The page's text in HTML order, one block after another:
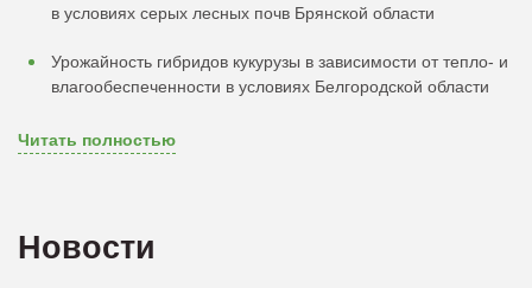
в условиях серых лесных почв Брянской области
Урожайность гибридов кукурузы в зависимости от тепло- и
влагообеспеченности в условиях Белгородской области
Читать полностью
Новости